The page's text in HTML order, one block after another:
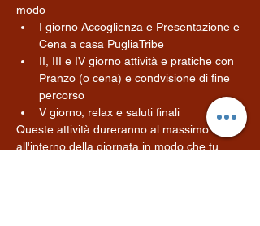
modo
I giorno Accoglienza e Presentazione e
Cena a casa PugliaTribe
II, III e IV giorno attività e pratiche con
Pranzo (o cena) e condvisione di fine
percorso
V giorno, relax e saluti finali
Queste attività dureranno al massimo 4 ore
all'interno della giornata in modo che tu